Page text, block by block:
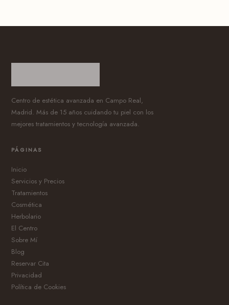
Centro de estética avanzada en Campo Real,
Madrid. Más de 15 años cuidando tu piel con los
mejores tratamientos y tecnología avanzada.
PÁGINAS
Inicio
Servicios y Precios
Tratamientos
Cosmética
Herbolario
El Centro
Sobre Mí
Blog
Reservar Cita
Privacidad
Política de Cookies